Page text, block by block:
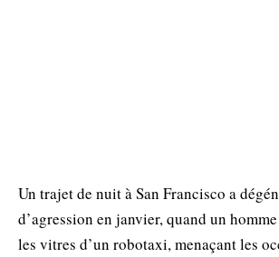
Un trajet de nuit à San Francisco a
d’agression en janvier, quand un
les vitres d’un robotaxi, menaçant les